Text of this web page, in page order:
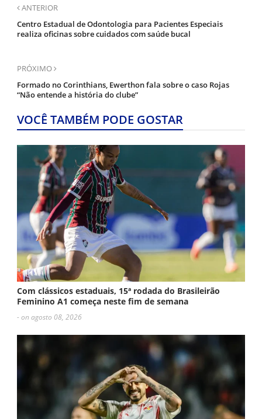
ANTERIOR
Centro Estadual de Odontologia para Pacientes Especiais
realiza oficinas sobre cuidados com saúde bucal
PRÓXIMO
Formado no Corinthians, Ewerthon fala sobre o caso Rojas
“Não entende a história do clube”
VOCÊ TAMBÉM PODE GOSTAR
Com clássicos estaduais, 15ª rodada do Brasileirão
Feminino A1 começa neste fim de semana
- on agosto 08, 2026